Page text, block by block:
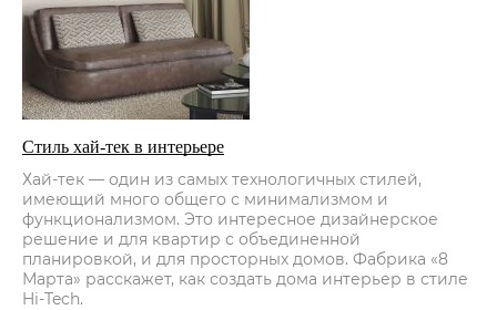
Стиль хай-тек в интерьере
Хай-тек — один из самых технологичных стилей,
имеющий много общего с минимализмом и
функционализмом. Это интересное дизайнерское
решение и для квартир с объединенной
планировкой, и для просторных домов. Фабрика «8
Марта» расскажет, как создать дома интерьер в стиле
Hi-Tech.